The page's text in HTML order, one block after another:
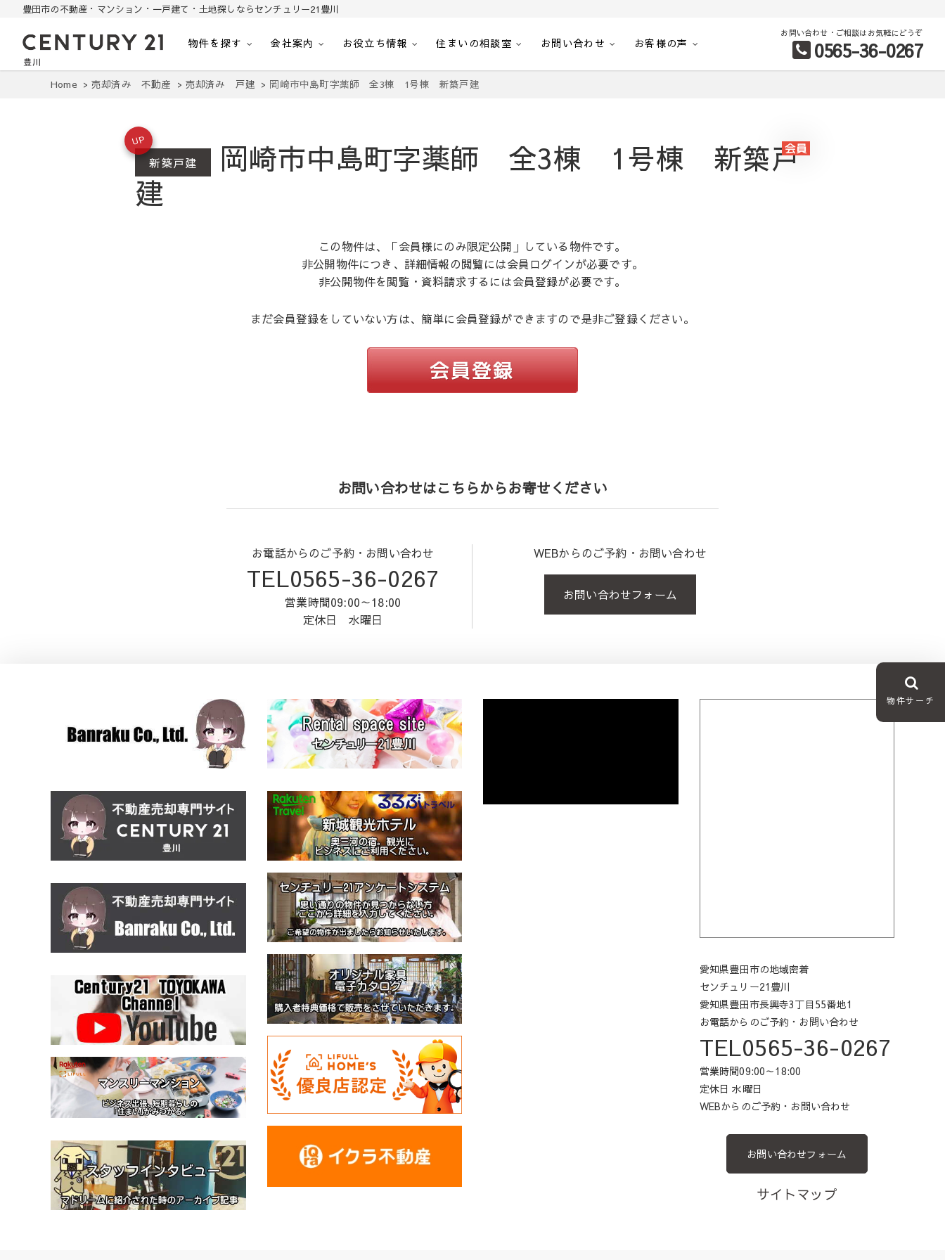
豊田市の不動産・マンション・一戸建て・土地探しならセンチュリー21豊川
豊田市の中古住宅・土地・リノベ物件探し｜センチュリー21豊川
物件を探す 会社案内 お役立ち情報 住まいの相談室 お問い合わせ お客様の声
お問い合わせ・ご相談はお気軽にどうぞ
0565-36-0267
Home 売却済み 不動産 売却済み 戸建 岡崎市中島町字薬師 全3棟 1号棟 新築戸建
新築戸建
岡崎市中島町字薬師 全3棟 1号棟 新築戸
建
UP
この物件は、「会員様にのみ限定公開」している物件です。
非公開物件につき、詳細情報の閲覧には会員ログインが必要です。
非公開物件を閲覧・資料請求するには会員登録が必要です。
まだ会員登録をしていない方は、簡単に会員登録ができますので是非ご登録ください。
お問い合わせはこちらからお寄せください
お電話からのご予約・お問い合わせ
TEL0565-36-0267
営業時間09:00～18:00
定休日 水曜日
WEBからのご予約・お問い合わせ
お問い合わせフォーム
物件サーチ
愛知県豊田市の地域密着
センチュリー21豊川
愛知県豊田市長興寺3丁目55番地1
お電話からのご予約・お問い合わせ
TEL0565-36-0267
営業時間09:00～18:00
定休日 水曜日
WEBからのご予約・お問い合わせ
お問い合わせフォーム
サイトマップ